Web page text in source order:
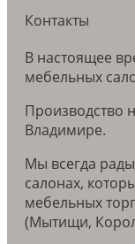
Контакты
В настоящее
мебельных
Производство
Владимире.
Мы всегда
салонах,
мебельных
(Мытищи,